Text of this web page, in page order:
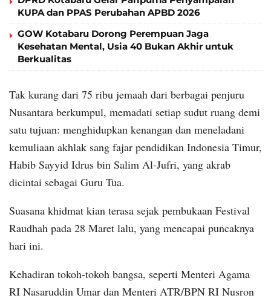
KUPA dan PPAS Perubahan APBD 2026
GOW Kotabaru Dorong Perempuan Jaga
Kesehatan Mental, Usia 40 Bukan Akhir untuk
Berkualitas
Tak kurang dari 75 ribu jemaah dari berbagai penjuru
Nusantara berkumpul, memadati setiap sudut ruang demi
satu tujuan: menghidupkan kenangan dan meneladani
kemuliaan akhlak sang fajar pendidikan Indonesia Timur,
Habib Sayyid Idrus bin Salim Al-Jufri, yang akrab
dicintai sebagai Guru Tua.
Suasana khidmat kian terasa sejak pembukaan Festival
Raudhah pada 28 Maret lalu, yang mencapai puncaknya
hari ini.
Kehadiran tokoh-tokoh bangsa, seperti Menteri Agama
RI Nasaruddin Umar dan Menteri ATR/BPN RI Nusron